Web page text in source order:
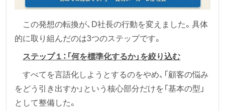
この発想の転換が、D社長の行動を変えました。具体
的に取り組んだのは3つのステップです。
ステップ１：「何を標準化するか」を絞り込む
すべてを言語化しようとするのをやめ、「顧客の悩み
をどう引き出すか」という核心部分だけを「基本の型」
として整備した。